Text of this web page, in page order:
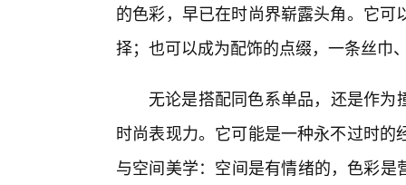
的色彩，早已在时尚界崭露头角。它
择；也可以成为配饰的点缀，一条丝巾
无论是搭配同色系单品，还是作
时尚表现力。它可能是一种永不过时
与空间美学：空间是有情绪的，色彩